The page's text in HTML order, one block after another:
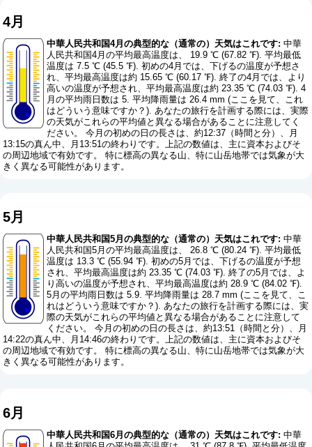
4月
中華人民共和国4月の典型的な（通常の）天気はこれです: 中華
人民共和国4月の平均最高温度は、 19.9 ℃ (67.82 ℉). 平均最低
温度は 7.5 ℃ (45.5 ℉). 初めの4月では、下げるの温度が予想さ
れ、平均最高温度は約 15.65 ℃ (60.17 ℉). 終了の4月では、より
高いの温度が予想され、平均最高温度は約 23.35 ℃ (74.03 ℉). 4
月の平均雨日数は 5. 平均降雨量は 26.4 mm (ここを見て、これ
はどういう意味ですか？). あなたの旅行を計画する際には、実際
の天気がこれらの平均値と異なる場合があることに注意してく
ださい。 今月の初めの日の長さは、約12:37（時間と分）、月
13:15の真ん中、月13:51の終わりです。上記の数値は、主に資本およびそ
の周辺地域で有効です。 特に標高の異なる山、特に山岳地帯では気象が大
きく異なる可能性があります。
5月
中華人民共和国5月の典型的な（通常の）天気はこれです: 中華
人民共和国5月の平均最高温度は、 26.8 ℃ (80.24 ℉). 平均最低
温度は 13.3 ℃ (55.94 ℉). 初めの5月では、下げるの温度が予想
され、平均最高温度は約 23.35 ℃ (74.03 ℉). 終了の5月では、よ
り高いの温度が予想され、平均最高温度は約 28.9 ℃ (84.02 ℉).
5月の平均雨日数は 5.9. 平均降雨量は 28.7 mm (ここを見て、こ
れはどういう意味ですか？). あなたの旅行を計画する際には、実
際の天気がこれらの平均値と異なる場合があることに注意して
ください。 今月の初めの日の長さは、約13:51（時間と分）、月
14:22の真ん中、月14:46の終わりです。上記の数値は、主に資本およびそ
の周辺地域で有効です。 特に標高の異なる山、特に山岳地帯では気象が大
きく異なる可能性があります。
6月
中華人民共和国6月の典型的な（通常の）天気はこれです: 中華